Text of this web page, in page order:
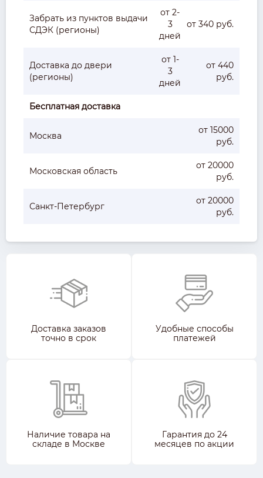
Забрать из пунктов выдачи
СДЭК (регионы)
от 2-
3
дней
от 340 руб.
Доставка до двери
(регионы)
от 1-
3
дней
от 440
руб.
Бесплатная доставка
Москва
от 15000
руб.
Московская область
от 20000
руб.
Санкт-Петербург
от 20000
руб.
Доставка заказов
точно в срок
Удобные способы
платежей
Наличие товара на
складе в Москве
Гарантия до 24
месяцев по акции